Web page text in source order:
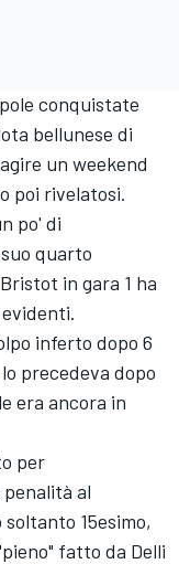
conquistate
bellunese di
un weekend
poi rivelatosi.
po' di
quarto
in gara 1 ha
inferto dopo 6
precedeva dopo
era ancora in
per
al
15esimo,
fatto da Delli